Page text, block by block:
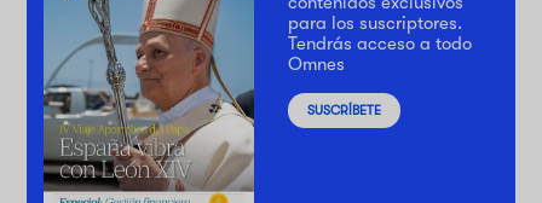
para los suscriptores.
Tendrás acceso a todo
Omnes
SUSCRÍBETE